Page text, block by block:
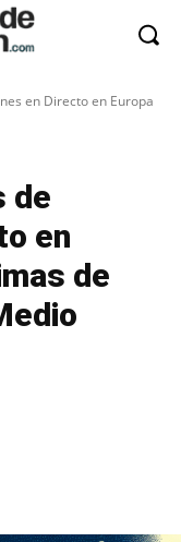
en Directo en Europa
de
en
de